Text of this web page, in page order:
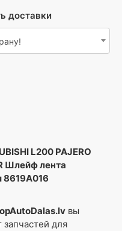
доставки
L200 PAJERO
Шлейф лента
8619A016
вы
для